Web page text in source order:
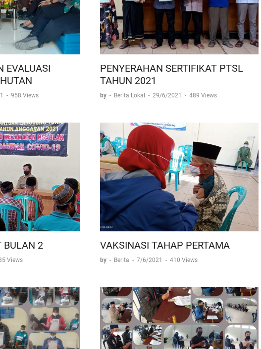
EVALUASI
- 958 Views
PENYERAHAN SERTIFIKAT PTSL
TAHUN 2021
by - Berita Lokal - 29/6/2021 - 489 Views
BULAN 2
Views
VAKSINASI TAHAP PERTAMA
by - Berita - 7/6/2021 - 410 Views